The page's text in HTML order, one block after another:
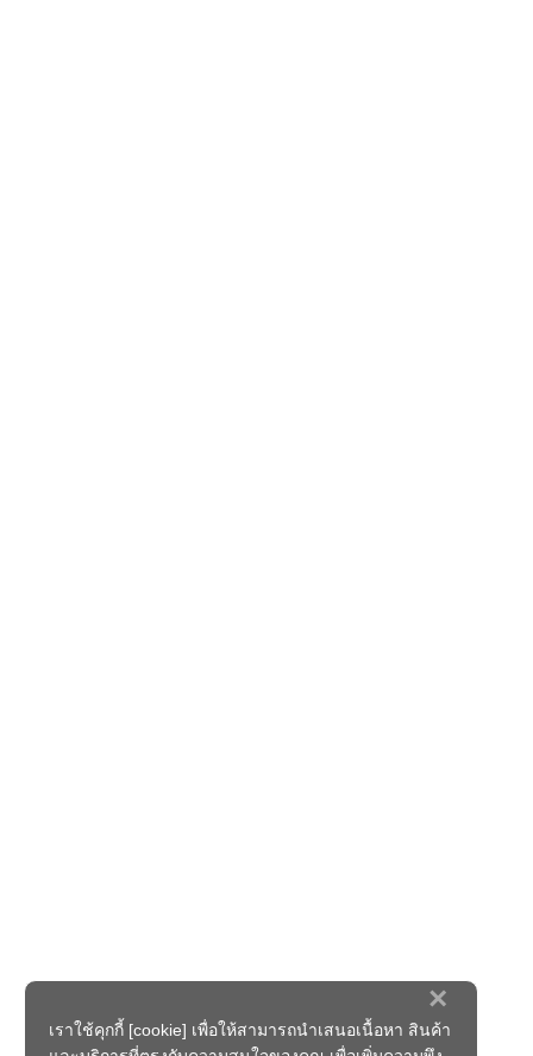
×
เราใช้คุกกี้ [cookie] เพื่อให้สามารถนำเสนอเนื้อหา สินค้า